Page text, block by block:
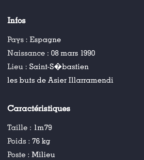
Infos
Pays : Espagne
Naissance : 08 mars 1990
Lieu : Saint-S�bastien
les buts de Asier Illarramendi
Caractéristiques
Taille : 1m79
Poids : 76 kg
Poste : Milieu